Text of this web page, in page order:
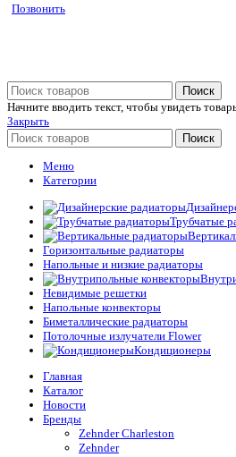
Позвонить
Поиск
Начните вводить текст, чтобы увидеть
Закрыть
Поиск
Меню
Категории
Трубчатые
Горизонтальные радиаторы
Напольные и низкие радиаторы
Невидимые решетки
Напольные конвекторы
Биметаллические радиаторы
Потолочные излучатели Flower
Кондиционеры
Главная
Каталог
Новости
Бренды
Zehnder Charleston
Zehnder